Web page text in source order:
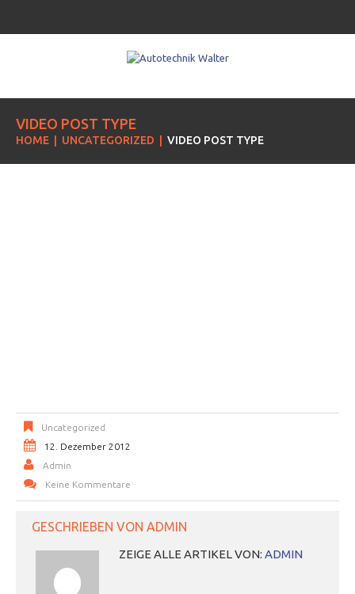
VIDEO POST TYPE
HOME UNCATEGORIZED VIDEO POST TYPE
Uncategorized
12. Dezember 2012
Admin
Keine Kommentare
GESCHRIEBEN VON ADMIN
ZEIGE ALLE ARTIKEL VON: ADMIN